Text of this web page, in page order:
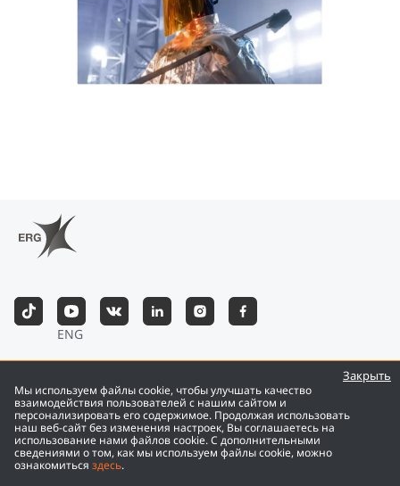
Мы используем файлы cookie, чтобы улучшать качество
взаимодействия пользователей с нашим сайтом и
персонализировать его содержимое. Продолжая использовать
наш веб-сайт без изменения настроек, Вы соглашаетесь на
использование нами файлов cookie. С дополнительными
сведениями о том, как мы используем файлы cookie, можно
ознакомиться здесь.
Закрыть
ENG